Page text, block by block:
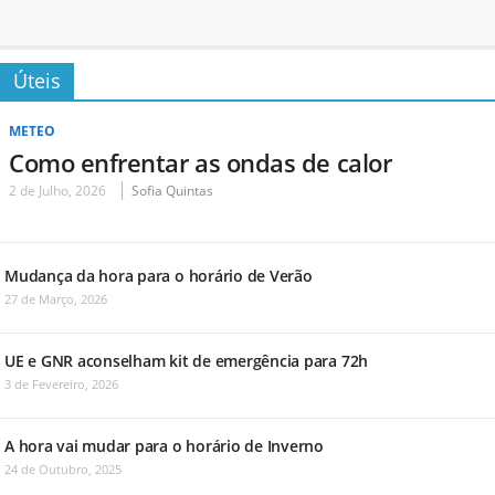
Úteis
METEO
Como enfrentar as ondas de calor
2 de Julho, 2026 Sofia Quintas
Mudança da hora para o horário de Verão
27 de Março, 2026
UE e GNR aconselham kit de emergência para 72h
3 de Fevereiro, 2026
A hora vai mudar para o horário de Inverno
24 de Outubro, 2025